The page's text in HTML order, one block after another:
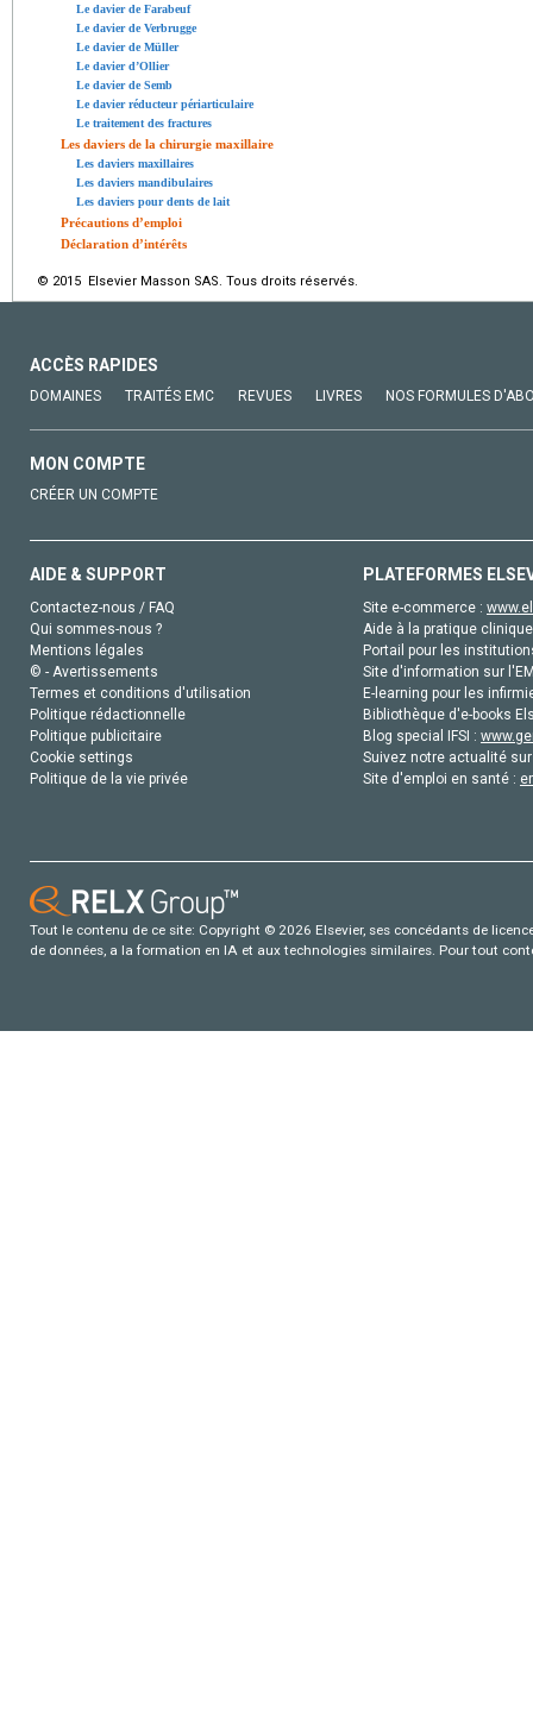
Le davier de Farabeuf
Le davier de Verbrugge
Le davier de Müller
Le davier d’Ollier
Le davier de Semb
Le davier réducteur périarticulaire
Le traitement des fractures
Les daviers de la chirurgie maxillaire
Les daviers maxillaires
Les daviers mandibulaires
Les daviers pour dents de lait
Précautions d’emploi
Déclaration d’intérêts
© 2015 Elsevier Masson SAS. Tous droits réservés.
ACCÈS RAPIDES
DOMAINES TRAITÉS EMC REVUES LIVRES NOS FORMULES
MON COMPTE
CRÉER UN COMPTE
AIDE & SUPPORT
Contactez-nous / FAQ
Qui sommes-nous ?
Mentions légales
© - Avertissements
Termes et conditions d'utilisation
Politique rédactionnelle
Politique publicitaire
Cookie settings
Politique de la vie privée
PLATEFORMES
Site e-commerce :
Aide à la pratique
Portail pour les
Site d'information sur
E-learning pour les
Bibliothèque d'e-books
Blog special IFSI :
Suivez notre actualité
Site d'emploi en santé :
Tout le contenu de ce site: Copyright © 2026 Elsevier, ses concédants de
de données, a la formation en IA et aux technologies similaires. Pour tout